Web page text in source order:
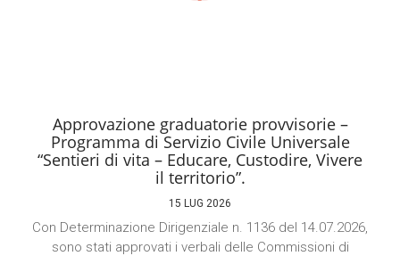
Approvazione graduatorie provvisorie –
Programma di Servizio Civile Universale
“Sentieri di vita – Educare, Custodire, Vivere
il territorio”.
15 LUG 2026
Con Determinazione Dirigenziale n. 1136 del 14.07.2026,
sono stati approvati i verbali delle Commissioni di